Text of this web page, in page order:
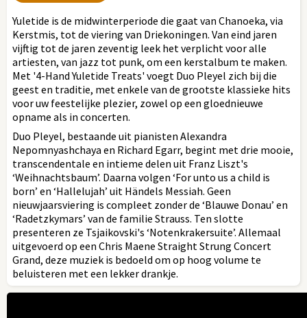
Yuletide is de midwinterperiode die gaat van Chanoeka, via
Kerstmis, tot de viering van Driekoningen. Van eind jaren
vijftig tot de jaren zeventig leek het verplicht voor alle
artiesten, van jazz tot punk, om een kerstalbum te maken.
Met '4-Hand Yuletide Treats' voegt Duo Pleyel zich bij die
geest en traditie, met enkele van de grootste klassieke hits
voor uw feestelijke plezier, zowel op een gloednieuwe
opname als in concerten.
Duo Pleyel, bestaande uit pianisten Alexandra
Nepomnyashchaya en Richard Egarr, begint met drie mooie,
transcendentale en intieme delen uit Franz Liszt's
‘Weihnachtsbaum’. Daarna volgen ‘For unto us a child is
born’ en ‘Hallelujah’ uit Händels Messiah. Geen
nieuwjaarsviering is compleet zonder de ‘Blauwe Donau’ en
‘Radetzkymars’ van de familie Strauss. Ten slotte
presenteren ze Tsjaikovski's ‘Notenkrakersuite’. Allemaal
uitgevoerd op een Chris Maene Straight Strung Concert
Grand, deze muziek is bedoeld om op hoog volume te
beluisteren met een lekker drankje.